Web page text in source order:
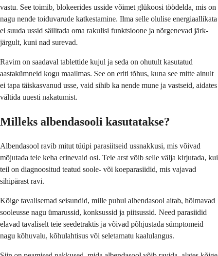
vastu. See toimib, blokeerides usside võimet glükoosi töödelda, mis on
nagu nende toiduvarude katkestamine. Ilma selle olulise energiaallikata
ei suuda ussid säilitada oma rakulisi funktsioone ja nõrgenevad järk-
järgult, kuni nad surevad.
Ravim on saadaval tablettide kujul ja seda on ohutult kasutatud
aastakümneid kogu maailmas. See on eriti tõhus, kuna see mitte ainult
ei tapa täiskasvanud usse, vaid sihib ka nende mune ja vastseid, aidates
vältida uuesti nakatumist.
Milleks albendasooli kasutatakse?
Albendasool ravib mitut tüüpi parasiitseid ussnakkusi, mis võivad
mõjutada teie keha erinevaid osi. Teie arst võib selle välja kirjutada, kui
teil on diagnoositud teatud soole- või koeparasiidid, mis vajavad
sihipärast ravi.
Kõige tavalisemad seisundid, mille puhul albendasool aitab, hõlmavad
sooleusse nagu ümarussid, konksussid ja piitsussid. Need parasiidid
elavad tavaliselt teie seedetraktis ja võivad põhjustada sümptomeid
nagu kõhuvalu, kõhulahtisus või seletamatu kaalulangus.